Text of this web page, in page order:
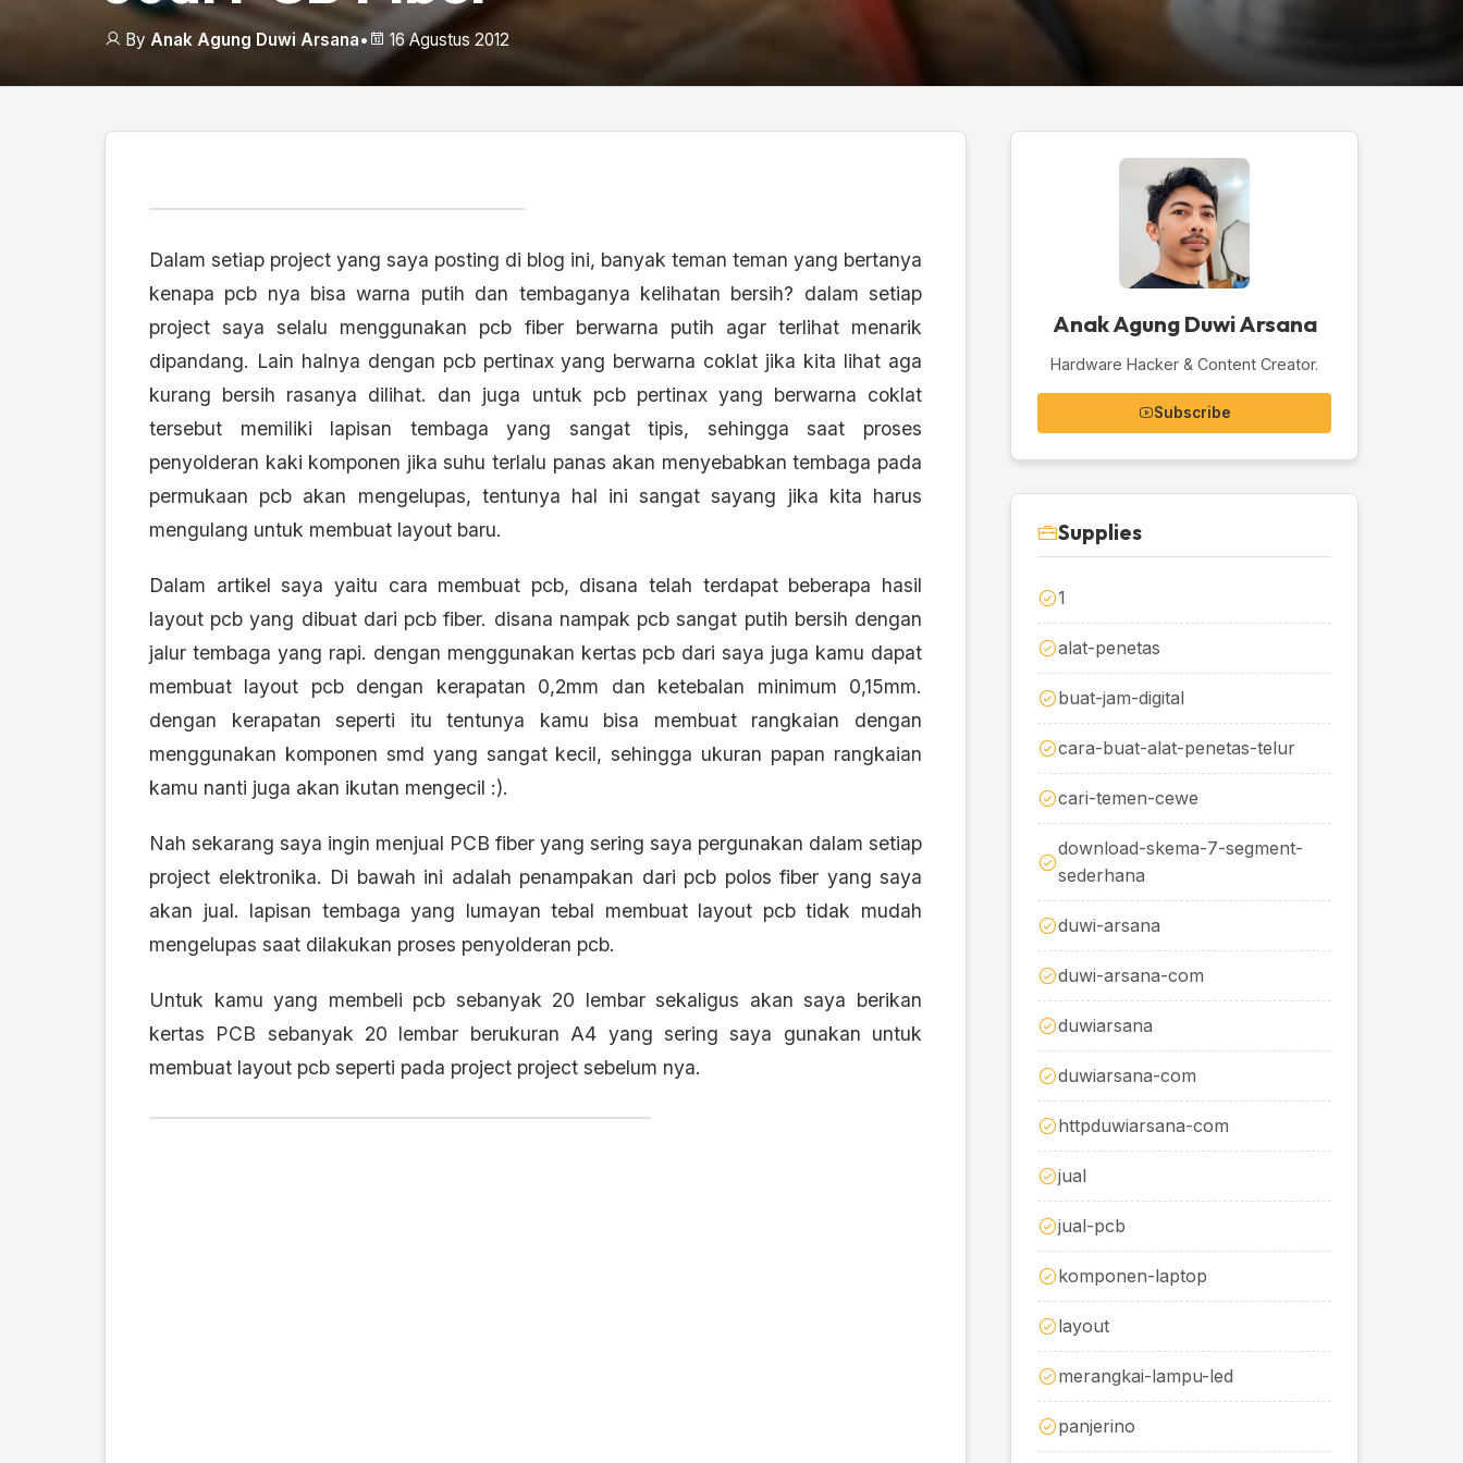
By Anak Agung Duwi Arsana• 16 Agustus 2012
Dalam setiap project yang saya posting di blog ini, banyak teman teman yang bertanya
kenapa pcb nya bisa warna putih dan tembaganya kelihatan bersih? dalam setiap
project saya selalu menggunakan pcb fiber berwarna putih agar terlihat menarik
dipandang. Lain halnya dengan pcb pertinax yang berwarna coklat jika kita lihat aga
kurang bersih rasanya dilihat. dan juga untuk pcb pertinax yang berwarna coklat
tersebut memiliki lapisan tembaga yang sangat tipis, sehingga saat proses
penyolderan kaki komponen jika suhu terlalu panas akan menyebabkan tembaga pada
permukaan pcb akan mengelupas, tentunya hal ini sangat sayang jika kita harus
mengulang untuk membuat layout baru.
Dalam artikel saya yaitu cara membuat pcb, disana telah terdapat beberapa hasil
layout pcb yang dibuat dari pcb fiber. disana nampak pcb sangat putih bersih dengan
jalur tembaga yang rapi. dengan menggunakan kertas pcb dari saya juga kamu dapat
membuat layout pcb dengan kerapatan 0,2mm dan ketebalan minimum 0,15mm.
dengan kerapatan seperti itu tentunya kamu bisa membuat rangkaian dengan
menggunakan komponen smd yang sangat kecil, sehingga ukuran papan rangkaian
kamu nanti juga akan ikutan mengecil :).
Nah sekarang saya ingin menjual PCB fiber yang sering saya pergunakan dalam setiap
project elektronika. Di bawah ini adalah penampakan dari pcb polos fiber yang saya
akan jual. lapisan tembaga yang lumayan tebal membuat layout pcb tidak mudah
mengelupas saat dilakukan proses penyolderan pcb.
Untuk kamu yang membeli pcb sebanyak 20 lembar sekaligus akan saya berikan
kertas PCB sebanyak 20 lembar berukuran A4 yang sering saya gunakan untuk
membuat layout pcb seperti pada project project sebelum nya.
Anak Agung Duwi Arsana
Hardware Hacker & Content Creator.
Subscribe
Supplies
1
alat-penetas
buat-jam-digital
cara-buat-alat-penetas-telur
cari-temen-cewe
download-skema-7-segment-
sederhana
duwi-arsana
duwi-arsana-com
duwiarsana
duwiarsana-com
httpduwiarsana-com
jual
jual-pcb
komponen-laptop
layout
merangkai-lampu-led
panjerino